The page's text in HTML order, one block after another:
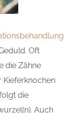
Oft
die Zähne
Kieferknochen
die
Auch